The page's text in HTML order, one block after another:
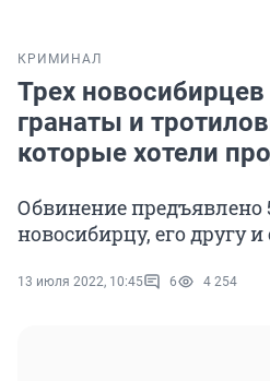
КРИМИНАЛ
Трех новосибирцев
гранаты и
которые хотели
Обвинение предъявлено
новосибирцу, его другу
13 июля 2022, 10:45 6 4 254